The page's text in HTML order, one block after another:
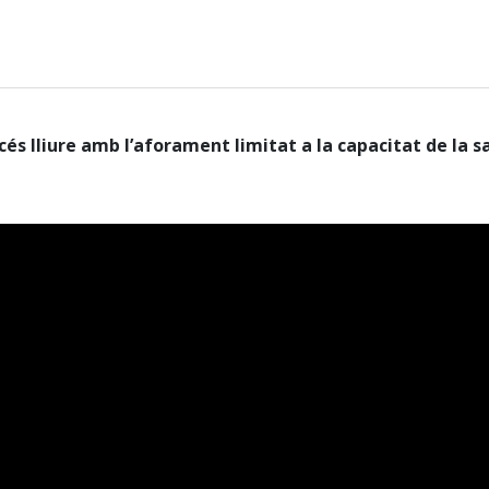
lliure amb l’aforament limitat a la capacitat de la